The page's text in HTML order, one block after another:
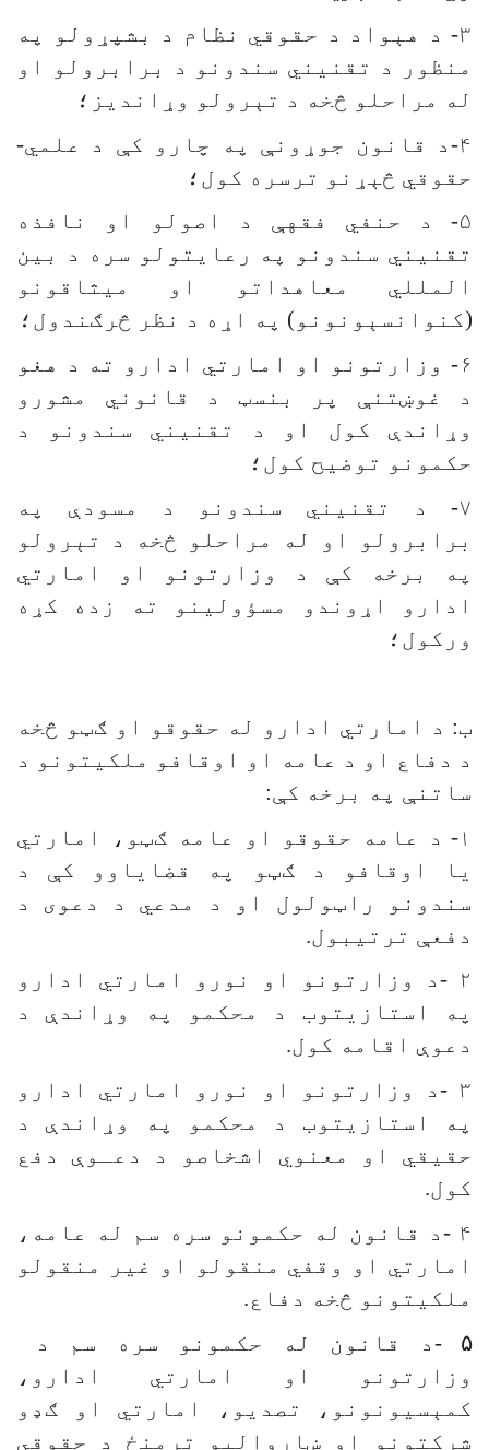
۳- د هېواد د حقوقي نظام د بشپړولو په
منظور د تقنیني سندونو د برابرولو او
له مراحلو څخه د تېرولو وړاندیز؛
۴-د قانون جوړونې په چارو کې د علمي-
حقوقي څېړنو ترسره کول؛
۵- د حنفي فقهې د اصولو او نافذه
تقنیني سندونو په رعایتولو سره د بین
المللي معاهداتو او میثاقونو
(کنوانسېونونو) په اړه د نظر څرګندول؛
۶- وزارتونو او امارتي ادارو ته د هغو
د غوښتنې پر بنسټ د قانوني مشورو
وړاندې کول او د تقنیني سندونو د
حکمونو توضیح کول؛
۷- د تقنیني سندونو د مسودې په
برابرولو او له مراحلو څخه د تېرولو
په برخه کې د وزارتونو او امارتي
ادارو اړوندو مسؤولینو ته زده کړه
ورکول؛
ب: د امارتي ادارو له حقوقو او ګټو څخه
د دفاع او د عامه او اوقافو ملکیتونو د
ساتنې په برخه کې:
۱-
د عامه حقوقو او عامه ګټو، امارتي
یا اوقافو د ګټو په قضایاوو کې د
سندونو راټولول او د مدعي د دعوی د
دفعې ترتیبول.
۲ -د وزارتونو او نورو امارتي ادارو
په استازیتوب د محکمو په وړاندې د
دعوې اقامه کول.
۳ -د وزارتونو او نورو امارتي ادارو
په استازیتوب د محکمو په وړاندې د
حقیقي او معنوي اشخاصو د دعـوې دفع
کول.
۴ -د قانون له حکمونو سره سم له عامه،
امارتي او وقفي منقولو او غیر منقولو
ملکیتونو څخه دفاع.
۵ -د قانون له حکمونو سره سم د
وزارتونو او امارتي ادارو،
کمېسیونونو، تصدیو، امارتي او ګډو
شرکتونو او ښاروالیو ترمنځ د حقوقي